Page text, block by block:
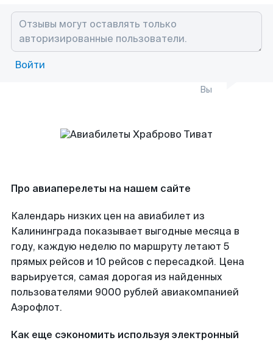
Войти
Вы
Про авиаперелеты на нашем сайте
Календарь низких цен на авиабилет из
Калининграда показывает выгодные месяца в
году, каждую неделю по маршруту летают 5
прямых рейсов и 10 рейсов с пересадкой. Цена
варьируется, самая дорогая из найденных
пользователями 9000 рублей авиакомпанией
Аэрофлот.
Как еще сэкономить используя электронный